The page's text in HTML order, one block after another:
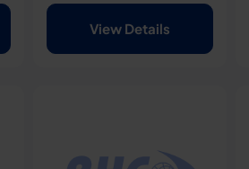
View Details